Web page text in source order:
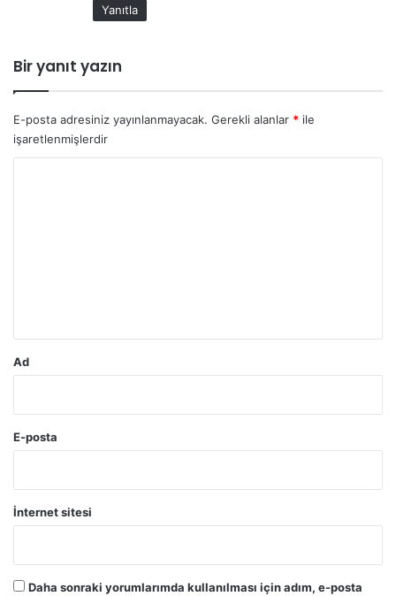
Yanıtla
Bir yanıt yazın
E-posta adresiniz yayınlanmayacak. Gerekli alanlar * ile
işaretlenmişlerdir
Ad
E-posta
İnternet sitesi
Daha sonraki yorumlarımda kullanılması için adım, e-posta